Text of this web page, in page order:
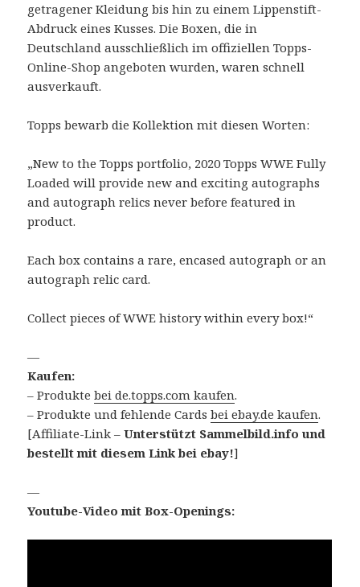
getragener Kleidung bis hin zu einem Lippenstift-
Abdruck eines Kusses. Die Boxen, die in
Deutschland ausschließlich im offiziellen Topps-
Online-Shop angeboten wurden, waren schnell
ausverkauft.
Topps bewarb die Kollektion mit diesen Worten:
„New to the Topps portfolio, 2020 Topps WWE Fully
Loaded will provide new and exciting autographs
and autograph relics never before featured in
product.
Each box contains a rare, encased autograph or an
autograph relic card.
Collect pieces of WWE history within every box!“
—
Kaufen:
– Produktebei de.topps.com kaufen.
– Produkte und fehlende Cardsbei ebay.de kaufen.
[Affiliate-Link –Unterstützt Sammelbild.info und
bestellt mit diesem Link bei ebay!]
—
Youtube-Video mit Box-Openings: